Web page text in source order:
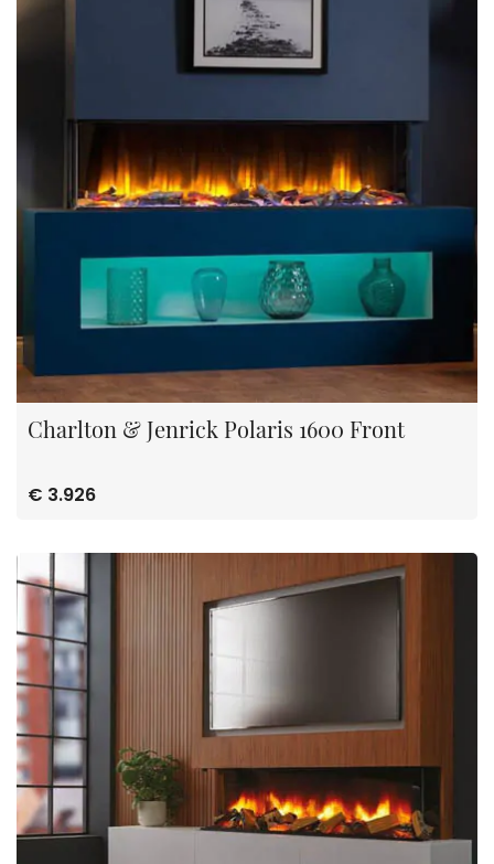
Charlton & Jenrick Polaris 1600 Front
€ 3.926